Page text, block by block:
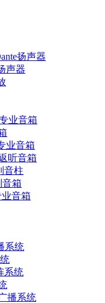
扬声器
声器
业音箱
业音箱
听音箱
音柱
音箱
音箱
系统
系统
播系统